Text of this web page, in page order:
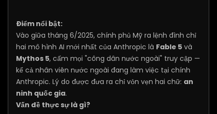
Điểm nổi bật:
Vào giữa tháng 6/2025, chính phủ Mỹ ra lệnh đình chỉ
hai mô hình AI mới nhất của Anthropic là Fable 5 và
Mythos 5, cấm mọi "công dân nước ngoài" truy cập —
kể cả nhân viên nước ngoài đang làm việc tại chính
Anthropic. Lý do được đưa ra chỉ vỏn vẹn hai chữ: an
ninh quốc gia.
Vấn đề thực sự là gì?